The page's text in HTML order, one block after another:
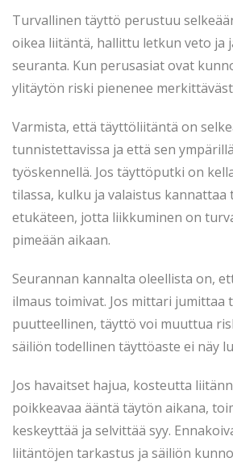
Turvallinen täyttö perustuu
oikea liitäntä, hallittu letkun veto ja
seuranta. Kun perusasiat ovat
ylitäytön riski pienenee
Varmista, että täyttöliitäntä on
tunnistettavissa ja että sen
työskennellä. Jos täyttöputki on
tilassa, kulku ja valaistus kannattaa
etukäteen, jotta liikkuminen on
pimeään aikaan.
Seurannan kannalta oleellista on,
ilmaus toimivat. Jos mittari jumittaa
puutteellinen, täyttö voi muuttua
säiliön todellinen täyttöaste ei näy
Jos havaitset hajua, kosteutta
poikkeavaa ääntä täytön aikana,
keskeyttää ja selvittää syy.
liitäntöjen tarkastus ja säiliön